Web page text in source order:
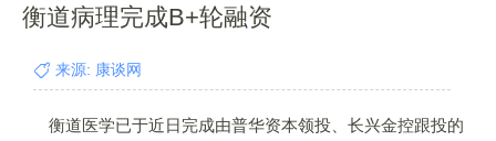
衡道病理完成B+轮融资
来源: 康谈网
衡道医学已于近日完成由普华资本领投、长兴金控跟投的